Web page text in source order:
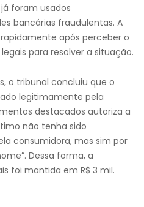
foram usados
bancárias fraudulentas. A
após perceber o
para resolver a situação.
o tribunal concluiu que o
legitimamente pela
destacados autoriza a
não tenha sido
consumidora, mas sim por
Dessa forma, a
foi mantida em R$ 3 mil.